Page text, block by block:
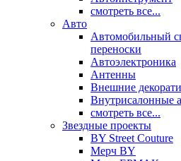
смотреть все...
Авто
Автомобильный
переноски
Автоэлектроника
Антенны
Внешние
Внутрисалонные
смотреть все...
Звездные проекты
BY Street Couture
Мерч BY